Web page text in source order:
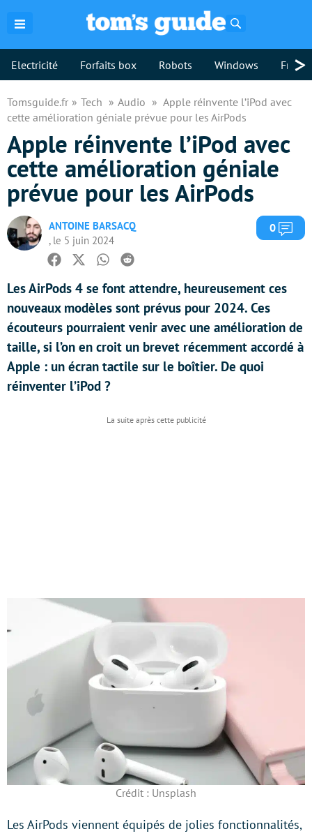
Electricité Forfaits box Robots Windows >
Tomsguide.fr Tech Audio
Apple réinvente l’iPod avec
cette amélioration géniale prévue pour les AirPods
Apple réinvente l’iPod avec
cette amélioration géniale
prévue pour les AirPods
ANTOINE BARSACQ
, le 5 juin 2024
0
Facebook
TwitterWhatsapp
Reddit
Les AirPods 4 se font attendre, heureusement ces
nouveaux modèles sont prévus pour 2024. Ces
écouteurs pourraient venir avec une amélioration de
taille, si l’on en croit un brevet récemment accordé à
Apple : un écran tactile sur le boîtier. De quoi
réinventer l’iPod ?
Crédit : Unsplash
Les AirPods viennent équipés de jolies fonctionnalités,